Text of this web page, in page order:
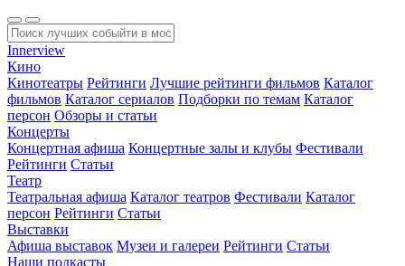
Innerview
Кино
Кинотеатры Рейтинги Лучшие рейтинги фильмов Каталог
фильмов Каталог сериалов Подборки по темам Каталог
персон Обзоры и статьи
Концерты
Концертная афиша Концертные залы и клубы Фестивали
Рейтинги Статьи
Театр
Театральная афиша Каталог театров Фестивали Каталог
персон Рейтинги Статьи
Выставки
Афиша выставок Музеи и галереи Рейтинги Статьи
Наши подкасты